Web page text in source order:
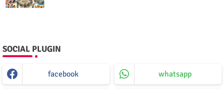
SOCIAL PLUGIN
facebook whatsapp